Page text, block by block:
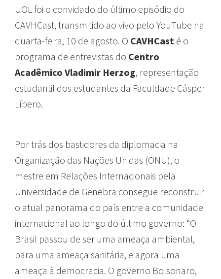
UOL foi o convidado do último episódio do
CAVHCast, transmitido ao vivo pelo YouTube na
quarta-feira, 10 de agosto. O CAVHCast é o
programa de entrevistas do Centro
Acadêmico Vladimir Herzog, representação
estudantil dos estudantes da Faculdade Cásper
Líbero.
Por trás dos bastidores da diplomacia na
Organização das Nações Unidas (ONU), o
mestre em Relações Internacionais pela
Universidade de Genebra consegue reconstruir
o atual panorama do país entre a comunidade
internacional ao longo do último governo: “O
Brasil passou de ser uma ameaça ambiental,
para uma ameaça sanitária, e agora uma
ameaça à democracia. O governo Bolsonaro,